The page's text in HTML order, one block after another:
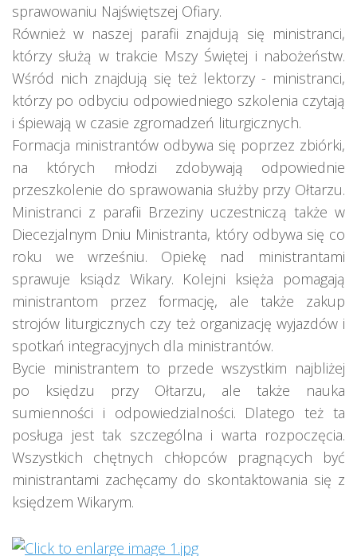
sprawowaniu Najświętszej Ofiary.
Również w naszej parafii znajdują się ministranci,
którzy służą w trakcie Mszy Świętej i nabożeństw.
Wśród nich znajdują się też lektorzy - ministranci,
którzy po odbyciu odpowiedniego szkolenia czytają
i śpiewają w czasie zgromadzeń liturgicznych.
Formacja ministrantów odbywa się poprzez zbiórki,
na których młodzi zdobywają odpowiednie
przeszkolenie do sprawowania służby przy Ołtarzu.
Ministranci z parafii Brzeziny uczestniczą także w
Diecezjalnym Dniu Ministranta, który odbywa się co
roku we wrześniu. Opiekę nad ministrantami
sprawuje ksiądz Wikary. Kolejni księża pomagają
ministrantom przez formację, ale także zakup
strojów liturgicznych czy też organizację wyjazdów i
spotkań integracyjnych dla ministrantów.
Bycie ministrantem to przede wszystkim najbliżej
po księdzu przy Ołtarzu, ale także nauka
sumienności i odpowiedzialności. Dlatego też ta
posługa jest tak szczególna i warta rozpoczęcia.
Wszystkich chętnych chłopców pragnących być
ministrantami zachęcamy do skontaktowania się z
księdzem Wikarym.